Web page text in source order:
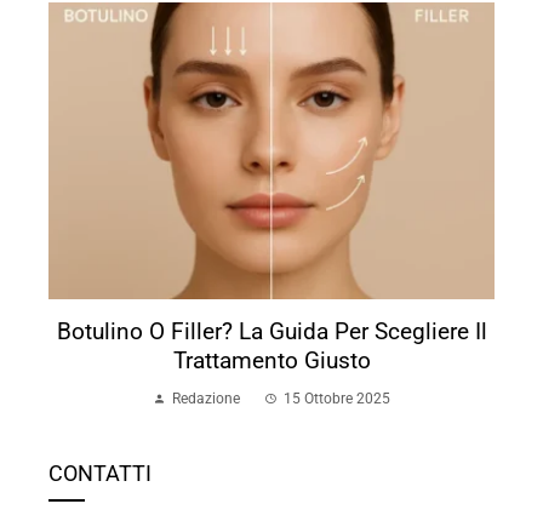
Botulino O Filler? La Guida Per Scegliere Il
Trattamento Giusto
Redazione 15 Ottobre 2025
CONTATTI